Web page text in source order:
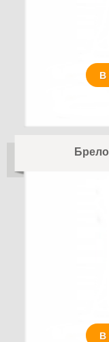
В
В